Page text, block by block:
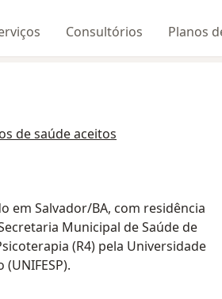
Consultórios Planos
de saúde aceitos
em Salvador/BA, com residência
Municipal de Saúde de
(R4) pela Universidade